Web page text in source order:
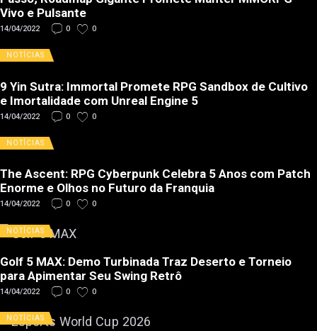
Vivo e Pulsante
14/04/2022 0 0
NOTÍCIAS
9 Yin Sutra: Immortal Promete RPG Sandbox de Cultivo
e Imortalidade com Unreal Engine 5
14/04/2022 0 0
NOTÍCIAS
The Ascent: RPG Cyberpunk Celebra 5 Anos com Patch
Enorme e Olhos no Futuro da Franquia
14/04/2022 0 0
NOTÍCIAS
Golf 5 MAX: Demo Turbinada Traz Deserto e Torneio
para Apimentar Seu Swing Retrô
14/04/2022 0 0
NOTÍCIAS